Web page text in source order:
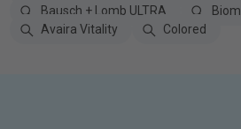
Bausch + Lomb ULTRA
Avaira Vitality
Colored